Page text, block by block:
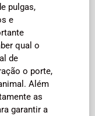
pulgas,
e
qual o
de
o porte,
Além
as
garantir a